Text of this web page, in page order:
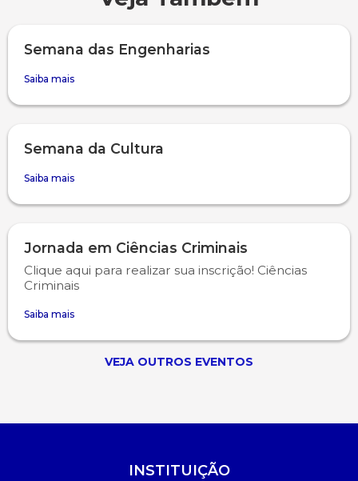
Semana das Engenharias
Saiba mais
Semana da Cultura
Saiba mais
Jornada em Ciências Criminais
Clique aqui para realizar sua inscrição! Ciências
Criminais
Saiba mais
VEJA OUTROS EVENTOS
INSTITUIÇÃO